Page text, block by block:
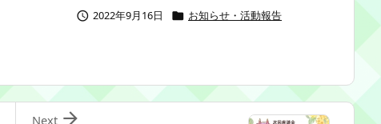
 2022年9月16日  お知らせ・活動報告

Next